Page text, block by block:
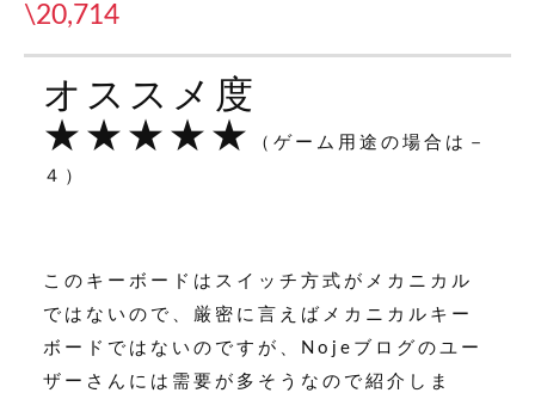
\20,714
オススメ度
★★★★★
（ゲーム用途の場合は－
４）
このキーボードはスイッチ方式がメカニカル
ではないので、厳密に言えばメカニカルキー
ボードではないのですが、Nojeブログのユー
ザーさんには需要が多そうなので紹介しま